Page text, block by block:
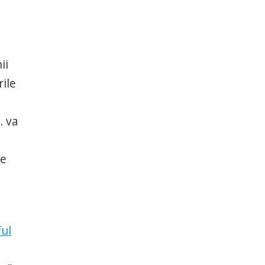
va